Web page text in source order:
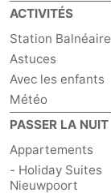
ACTIVITÉS
Station Balnéaire
Astuces
Avec les enfants
Météo
PASSER LA NUIT
Appartements
- Holiday Suites
Nieuwpoort